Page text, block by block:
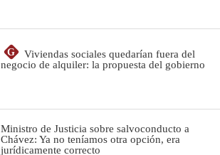
G
Viviendas sociales quedarían fuera del
negocio de alquiler: la propuesta del gobierno
Ministro de Justicia sobre salvoconducto a
Chávez: Ya no teníamos otra opción, era
jurídicamente correcto